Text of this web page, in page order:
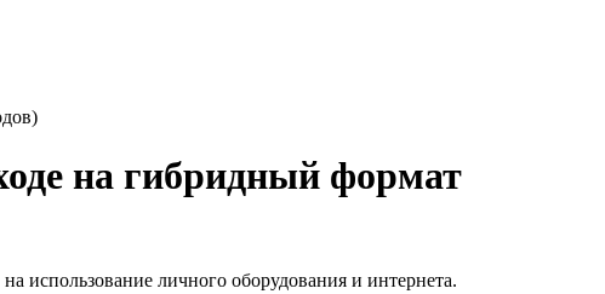
на гибридный формат
использование личного оборудования и интернета.